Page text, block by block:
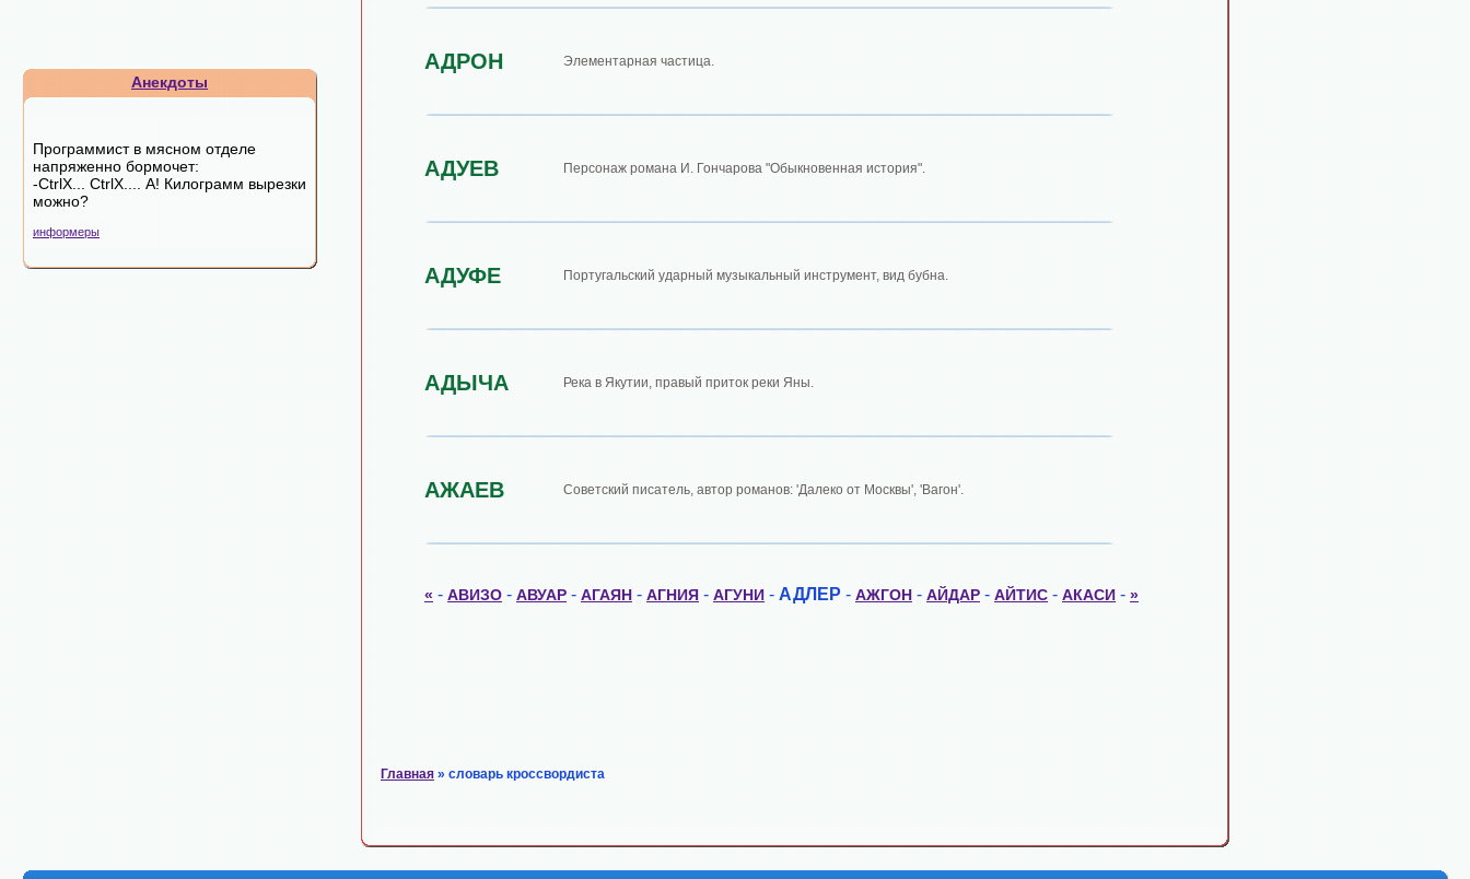
Анекдоты
Программист в мясном отделе
напряженно бормочет:
-CtrlX... CtrlX.... А! Килограмм вырезки
можно?
информеры
АДРОН Элементарная частица.
АДУЕВ Персонаж романа И. Гончарова "Обыкновенная история".
АДУФЕ Португальский ударный музыкальный инструмент, вид бубна.
АДЫЧА Река в Якутии, правый приток реки Яны.
АЖАЕВ Советский писатель, автор романов: 'Далеко от Москвы', 'Вагон'.
« - АВИЗО - АВУАР - АГАЯН - АГНИЯ - АГУНИ - АДЛЕР - АЖГОН - АЙДАР - АЙТИС - АКАСИ - »
Главная » словарь кроссвордиста